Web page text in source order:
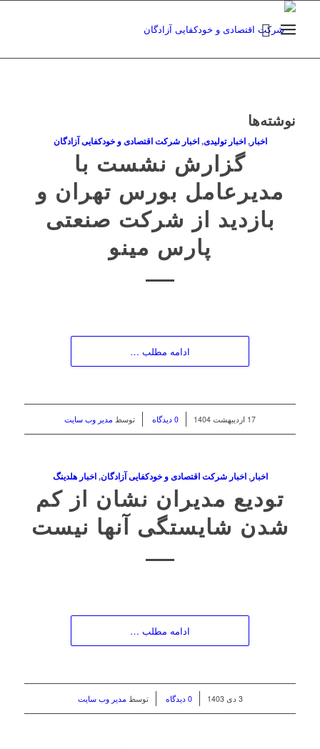
نوشته‌ها
اخبار,اخبار تولیدی,اخبار شرکت اقتصادی و خودکفایی آزادگان
گزارش نشست با
مدیرعامل بورس تهران و
بازدید از شرکت صنعتی
پارس مینو
ادامه مطلب …
17 اردیبهشت 1404 / 0 دیدگاه توسط مدیر وب سایت
اخبار,اخبار شرکت اقتصادی و خودکفایی آزادگان,اخبار هلدینگ
تودیع مدیران نشان از کم
شدن شایستگی آنها نیست
ادامه مطلب …
3 دی 1403 0 دیدگاه توسط مدیر وب سایت